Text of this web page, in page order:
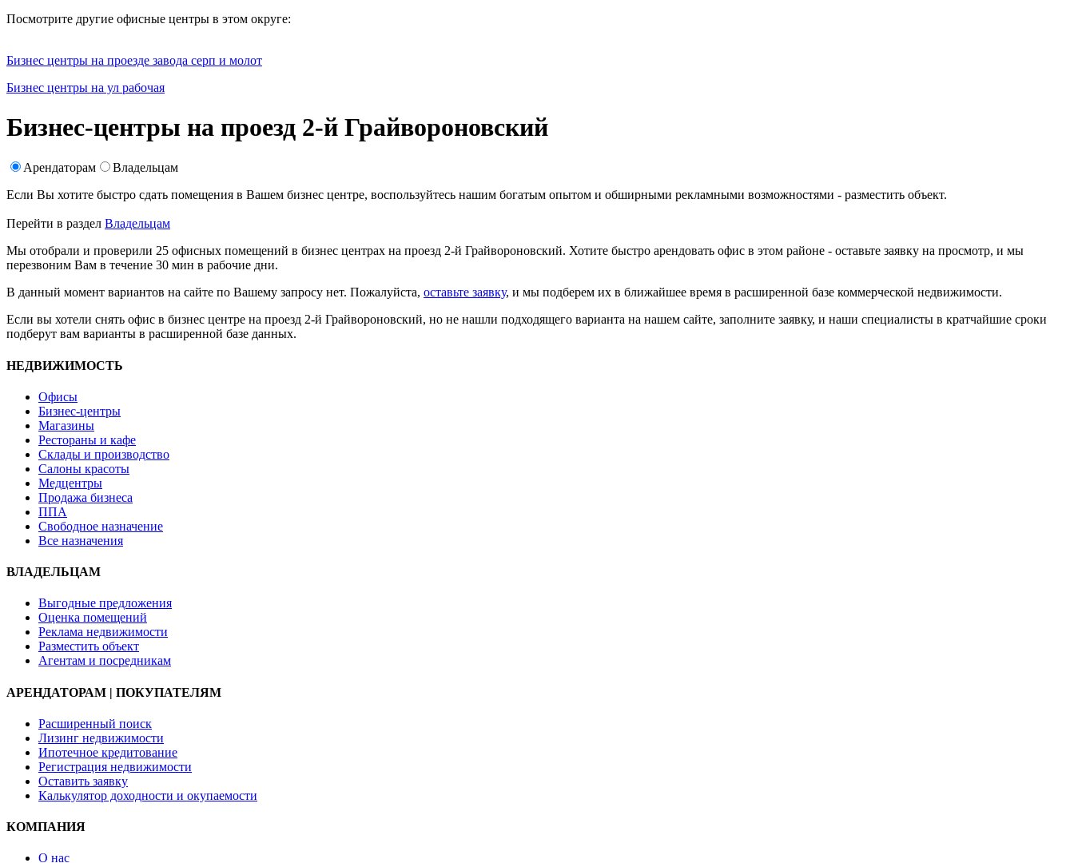
Посмотрите другие офисные центры в этом округе:
Бизнес центры на проезде завода серп и молот
Бизнес центры на ул рабочая
Бизнес-центры на проезд 2-й Грайвороновский
Арендаторам
Владельцам
Если Вы хотите быстро сдать помещения в Вашем бизнес центре, воспользуйтесь нашим богатым опытом и обширными рекламными возможностями - разместить объект.
Перейти в раздел Владельцам
Мы отобрали и проверили 25 офисных помещений в бизнес центрах на проезд 2-й Грайвороновский. Хотите быстро арендовать офис в этом районе - оставьте заявку на просмотр, и мы
перезвоним Вам в течение 30 мин в рабочие дни.
В данный момент вариантов на сайте по Вашему запросу нет. Пожалуйста, оставьте заявку, и мы подберем их в ближайшее время в расширенной базе коммерческой недвижимости.
Если вы хотели снять офис в бизнес центре на проезд 2-й Грайвороновский, но не нашли подходящего варианта на нашем сайте, заполните заявку, и наши специалисты в кратчайшие сроки
подберут вам варианты в расширенной базе данных.
НЕДВИЖИМОСТЬ
Офисы
Бизнес-центры
Магазины
Рестораны и кафе
Склады и производство
Салоны красоты
Медцентры
Продажа бизнеса
ППА
Свободное назначение
Все назначения
ВЛАДЕЛЬЦАМ
Выгодные предложения
Оценка помещений
Реклама недвижимости
Разместить объект
Агентам и посредникам
АРЕНДАТОРАМ | ПОКУПАТЕЛЯМ
Расширенный поиск
Лизинг недвижимости
Ипотечное кредитование
Регистрация недвижимости
Оставить заявку
Калькулятор доходности и окупаемости
КОМПАНИЯ
О нас